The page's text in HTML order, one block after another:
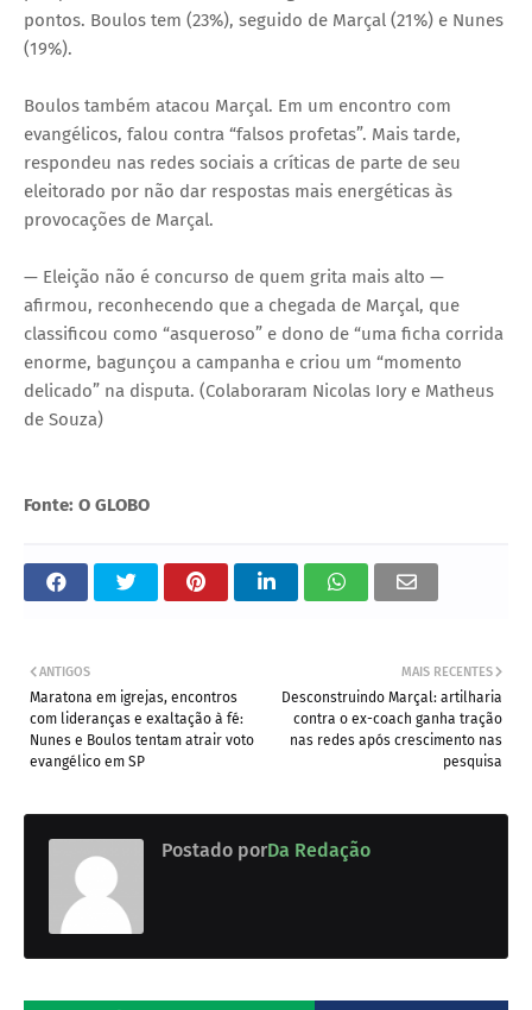
pontos. Boulos tem (23%), seguido de Marçal (21%) e Nunes
(19%).
Boulos também atacou Marçal. Em um encontro com
evangélicos, falou contra “falsos profetas”. Mais tarde,
respondeu nas redes sociais a críticas de parte de seu
eleitorado por não dar respostas mais energéticas às
provocações de Marçal.
— Eleição não é concurso de quem grita mais alto —
afirmou, reconhecendo que a chegada de Marçal, que
classificou como “asqueroso” e dono de “uma ficha corrida
enorme, bagunçou a campanha e criou um “momento
delicado” na disputa. (Colaboraram Nicolas Iory e Matheus
de Souza)
Fonte: O GLOBO
MAIS RECENTES
Desconstruindo Marçal: artilharia
contra o ex-coach ganha tração
nas redes após crescimento nas
pesquisa
ANTIGOS
Maratona em igrejas, encontros
com lideranças e exaltação à fé:
Nunes e Boulos tentam atrair voto
evangélico em SP
Postado porDa Redação